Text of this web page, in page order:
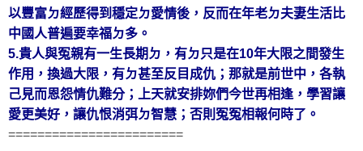
以豐富ㄉ經歷得到穩定ㄉ愛情後，反而在年老ㄉ夫妻生活比
中國人普遍要幸福ㄉ多。
5.貴人與冤親有一生長期ㄉ，有ㄉ只是在10年大限之間發生
作用，換過大限，有ㄉ甚至反目成仇；那就是前世中，各執
己見而恩怨情仇難分；上天就安排妳們今世再相逢，學習讓
愛更美好，讓仇恨消弭ㄉ智慧；否則冤冤相報何時了。
========================